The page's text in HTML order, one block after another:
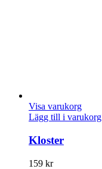
Visa varukorg
Lägg till i varukorg
Kloster
159 kr